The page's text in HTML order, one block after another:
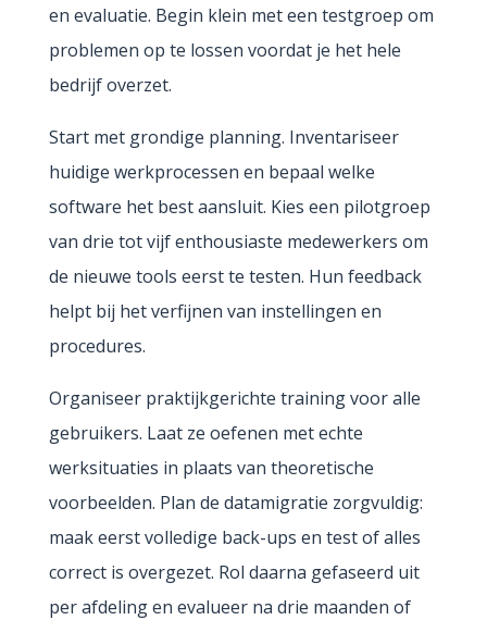
en evaluatie. Begin klein met een testgroep om
problemen op te lossen voordat je het hele
bedrijf overzet.
Start met grondige planning. Inventariseer
huidige werkprocessen en bepaal welke
software het best aansluit. Kies een pilotgroep
van drie tot vijf enthousiaste medewerkers om
de nieuwe tools eerst te testen. Hun feedback
helpt bij het verfijnen van instellingen en
procedures.
Organiseer praktijkgerichte training voor alle
gebruikers. Laat ze oefenen met echte
werksituaties in plaats van theoretische
voorbeelden. Plan de datamigratie zorgvuldig:
maak eerst volledige back-ups en test of alles
correct is overgezet. Rol daarna gefaseerd uit
per afdeling en evalueer na drie maanden of